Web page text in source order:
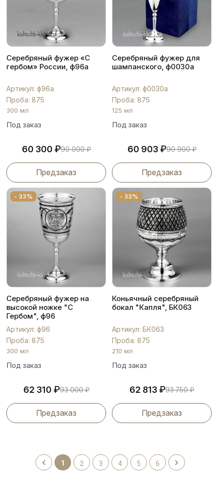
Серебряный фужер «С
гербом» России, ф96а
Артикул: ф96а
Проба: 875
300 мл
Под заказ
60 300 ₽90 000₽
Предзаказ
Серебряный фужер для
шампанского, ф0030а
Артикул: ф0030а
Проба: 875
125 мл
Под заказ
60 903₽90 900₽
Предзаказ
- 33%
Серебряный фужер на
высокой ножке "С
Гербом", ф96
Артикул: ф96
Проба: 875
300 мл
Под заказ
62 310 ₽93 000₽
Предзаказ
- 33%
Коньячный серебряный
бокал "Капля", БК063
Артикул: БК063
Проба: 875
210 мл
Под заказ
62 813₽93 750₽
Предзаказ
1 2 3 4 5 6